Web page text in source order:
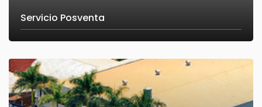
Servicio Posventa